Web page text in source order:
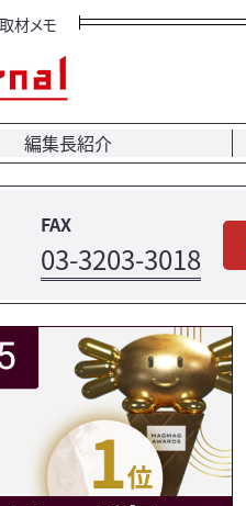
材メモ
編集長紹介
FAX
03-3203-3018